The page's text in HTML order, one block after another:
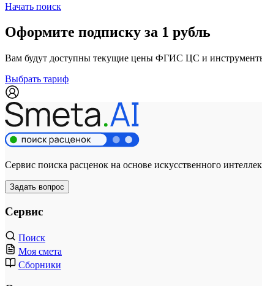
Начать поиск
Оформите подписку за 1 рубль
Вам будут доступны текущие цены ФГИС ЦС и инструменты
Выбрать тариф
Сервис поиска расценок на основе искусственного
Задать вопрос
Сервис
Поиск
Моя смета
Сборники